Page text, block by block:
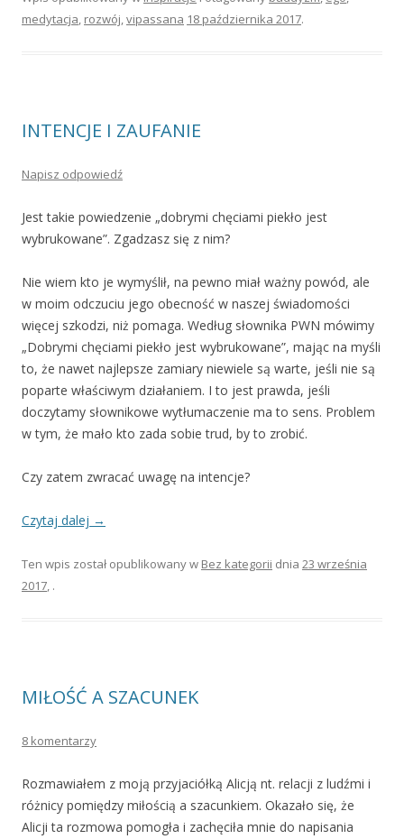
medytacja, rozwój,vipassana 18 października 2017.
INTENCJE I ZAUFANIE
Napisz odpowiedź
Jest takie powiedzenie „dobrymi chęciami piekło jest
wybrukowane”. Zgadzasz się z nim?
Nie wiem kto je wymyślił, na pewno miał ważny powód, ale
w moim odczuciu jego obecność w naszej świadomości
więcej szkodzi, niż pomaga. Według słownika PWN mówimy
„Dobrymi chęciami piekło jest wybrukowane”, mając na myśli
to, że nawet najlepsze zamiary niewiele są warte, jeśli nie są
poparte właściwym działaniem. I to jest prawda, jeśli
doczytamy słownikowe wytłumaczenie ma to sens. Problem
w tym, że mało kto zada sobie trud, by to zrobić.
Czy zatem zwracać uwagę na intencje?
Czytaj dalej →
Ten wpis został opublikowany w Bez kategorii dnia 23 września
2017, .
MIŁOŚĆ A SZACUNEK
8 komentarzy
Rozmawiałem z moją przyjaciółką Alicją nt. relacji z ludźmi i
różnicy pomiędzy miłością a szacunkiem. Okazało się, że
Alicji ta rozmowa pomogła i zachęciła mnie do napisania